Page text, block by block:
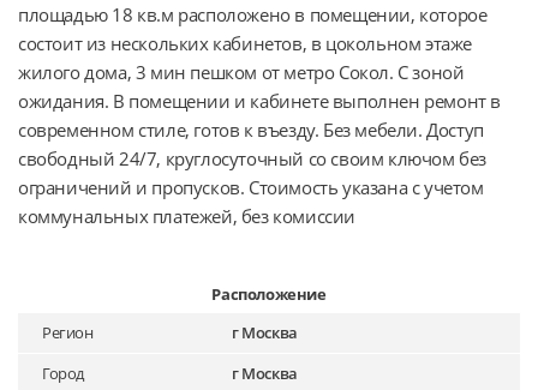
площадью 18 кв.м расположено в помещении, которое
состоит из нескольких кабинетов, в цокольном этаже
жилого дома, 3 мин пешком от метро Сокол. С зоной
ожидания. В помещении и кабинете выполнен ремонт в
современном стиле, готов к въезду. Без мебели. Доступ
свободный 24/7, круглосуточный со своим ключом без
ограничений и пропусков. Стоимость указана с учетом
коммунальных платежей, без комиссии
Расположение
Регион
г Москва
Город
г Москва